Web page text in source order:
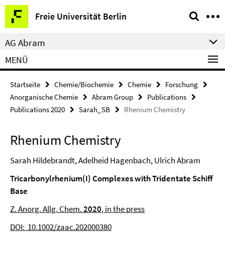
Springe
direkt
zu
Inhalt
Freie Universität Berlin
Service-
Navigation
AG Abram
MENÜ
Startseite Chemie/Biochemie Chemie
Forschung
Anorganische Chemie
Abram Group
Publications
Publications 2020
Sarah_SB Rhenium Chemistry
Rhenium Chemistry
Sarah Hildebrandt, Adelheid Hagenbach, Ulrich Abram
Tricarbonylrhenium(I) Complexes with Tridentate Schiff
Base
Z. Anorg. Allg. Chem.2020, in the press
DOI: 10.1002/zaac.202000380